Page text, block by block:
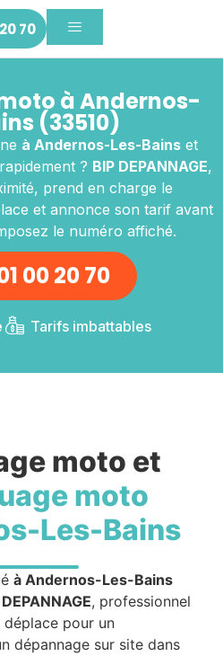
70
à Andernos-
(33510)
à Andernos-Les-Bainset
? BIP DEPANNAGE,
prend en charge le
et annonce son tarif avant
le numéro affiché.
00 20 70
Tarifs imbattables
moto et
moto
Les-Bains
à Andernos-Les-Bains
, professionnel
pour un
dépannage sur site dans